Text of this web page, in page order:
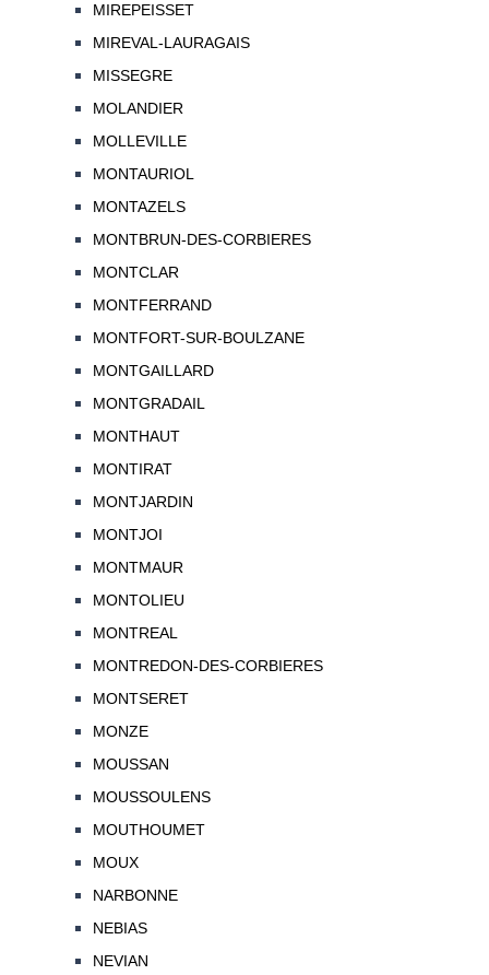
MIREPEISSET
MIREVAL-LAURAGAIS
MISSEGRE
MOLANDIER
MOLLEVILLE
MONTAURIOL
MONTAZELS
MONTBRUN-DES-CORBIERES
MONTCLAR
MONTFERRAND
MONTFORT-SUR-BOULZANE
MONTGAILLARD
MONTGRADAIL
MONTHAUT
MONTIRAT
MONTJARDIN
MONTJOI
MONTMAUR
MONTOLIEU
MONTREAL
MONTREDON-DES-CORBIERES
MONTSERET
MONZE
MOUSSAN
MOUSSOULENS
MOUTHOUMET
MOUX
NARBONNE
NEBIAS
NEVIAN